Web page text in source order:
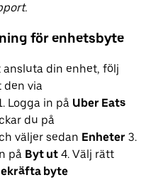
för enhetsbyte
din enhet, följ
via
Logga in på Uber Eats
du på
väljer sedan Enheter 3.
på Byt ut 4. Välj rätt
byte